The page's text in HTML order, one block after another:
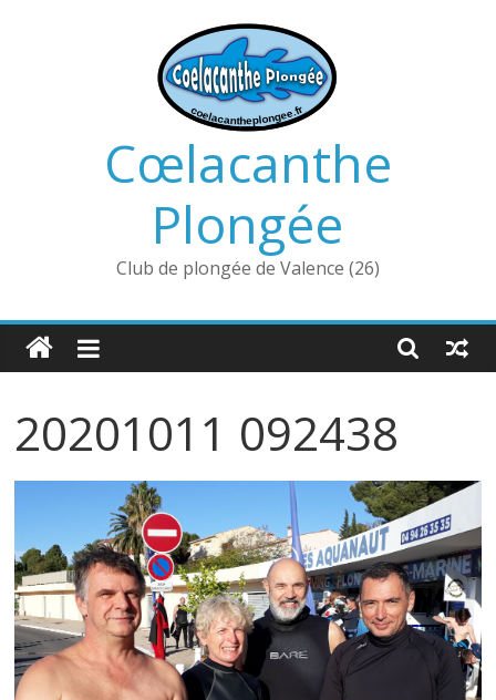
Cœlacanthe
Plongée
Club de plongée de Valence (26)
20201011 092438